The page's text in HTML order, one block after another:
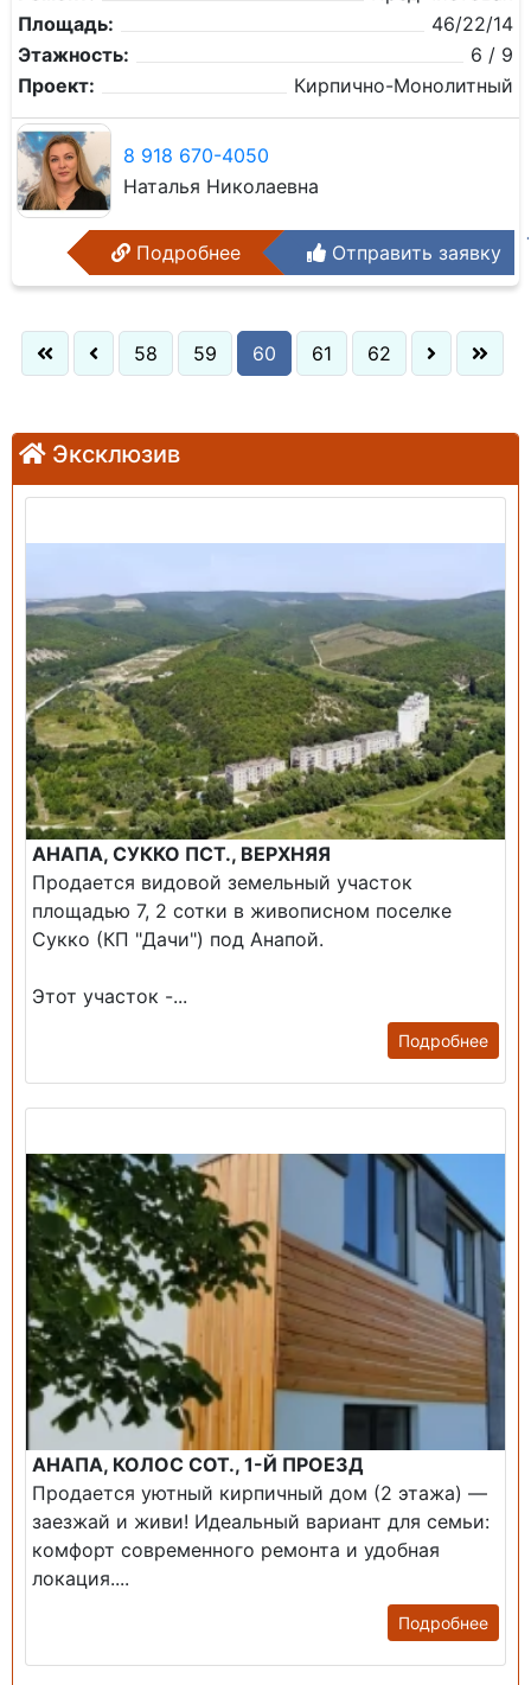
Площадь:
46/22/14
Этажность:
6 / 9
Проект:
Кирпично-Монолитный
8 918 670-4050
Наталья Николаевна
Подробнее Отправить заявку
58 59 60 61 62
Эксклюзив
АНАПА, СУККО ПСТ., ВЕРХНЯЯ
Продается видовой земельный участок
площадью 7, 2 сотки в живописном поселке
Сукко (КП "Дачи") под Анапой.
Этот участок -...
Подробнее
АНАПА, КОЛОС СОТ., 1-Й ПРОЕЗД
Продается уютный кирпичный дом (2 этажа) —
заезжай и живи! ​Идеальный вариант для семьи:
комфорт современного ремонта и удобная
локация....
Подробнее